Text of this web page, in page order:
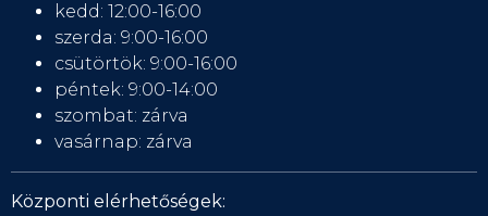
kedd: 12:00-16:00
szerda: 9:00-16:00
csütörtök: 9:00-16:00
péntek: 9:00-14:00
szombat: zárva
vasárnap: zárva
Központi elérhetőségek: